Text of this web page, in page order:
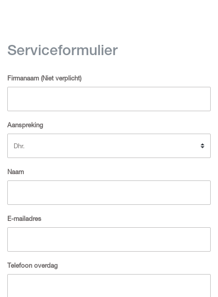
Serviceformulier
Firmanaam (Niet verplicht)
Aanspreking
Naam
E-mailadres
Telefoon overdag